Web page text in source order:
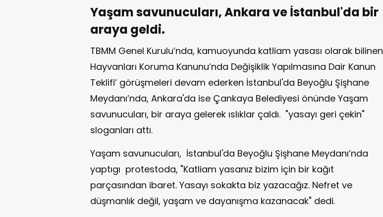
Yaşam savunucuları, Ankara ve İstanbul'da bir
araya geldi.
TBMM Genel Kurulu’nda, kamuoyunda katliam yasası olarak bilinen
Hayvanları Koruma Kanunu’nda Değişiklik Yapılmasına Dair Kanun
Teklifi’ görüşmeleri devam ederken İstanbul'da Beyoğlu Şişhane
Meydanı’nda, Ankara'da ise Çankaya Belediyesi önünde Yaşam
savunucuları, bir araya gelerek ıslıklar çaldı. "yasayı geri çekin"
sloganları attı.
Yaşam savunucuları, İstanbul'da Beyoğlu Şişhane Meydanı’nda
yaptıgı protestoda, "Katliam yasanız bizim için bir kağıt
parçasından ibaret. Yasayı sokakta biz yazacağız. Nefret ve
düşmanlık değil, yaşam ve dayanışma kazanacak" dedi.